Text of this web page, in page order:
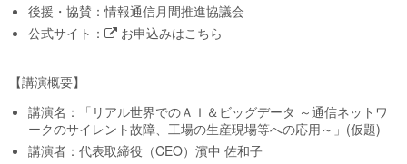
後援・協賛：情報通信月間推進協議会
公式サイト：
お申込みはこちら
【講演概要】
講演名：「リアル世界でのＡＩ＆ビッグデータ ～通信ネットワ
ークのサイレント故障、工場の生産現場等への応用～」(仮題)
講演者：代表取締役（CEO）濱中 佐和子